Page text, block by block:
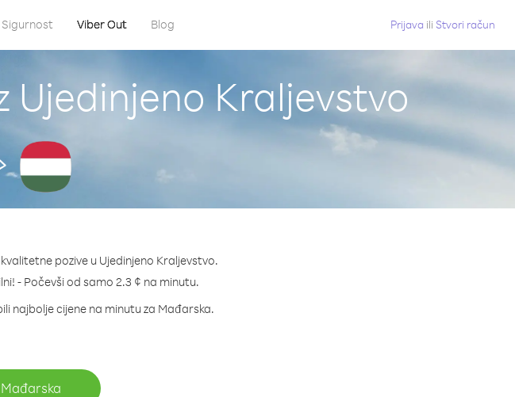
Sigurnost Viber Out Blog Prijava ili Stvori račun
Ujedinjeno Kraljevstvo
pozive u Ujedinjeno Kraljevstvo.
- Počevši od samo 2.3 ¢ na minutu.
najbolje cijene na minutu za Mađarska.